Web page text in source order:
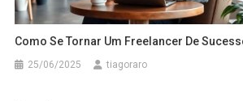
Como Se Tornar Um Freelancer De
25/06/2025 tiagoraro